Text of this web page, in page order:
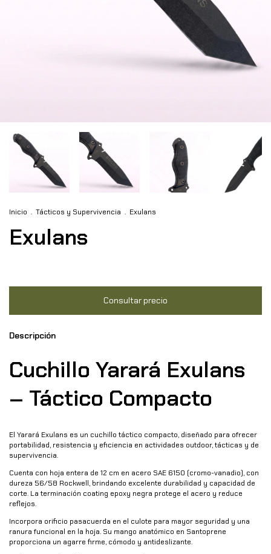
Inicio . Tácticos y Supervivencia . Exulans
Exulans
Descripción
Cuchillo Yarará Exulans
– Táctico Compacto
El Yarará Exulans es un cuchillo táctico compacto, diseñado para ofrecer
portabilidad, resistencia y eficiencia en actividades outdoor, tácticas y de
supervivencia.
Cuenta con hoja entera de 12 cm en acero SAE 6150 (cromo-vanadio), con
dureza 56/58 Rockwell, brindando excelente durabilidad y capacidad de
corte. La terminación coating epoxy negra protege el acero y reduce
reflejos.
Incorpora orificio pasacuerda en el culote para mayor seguridad y una
ranura funcional en la hoja. Su mango anatómico en Santoprene
proporciona un agarre firme, cómodo y antideslizante.